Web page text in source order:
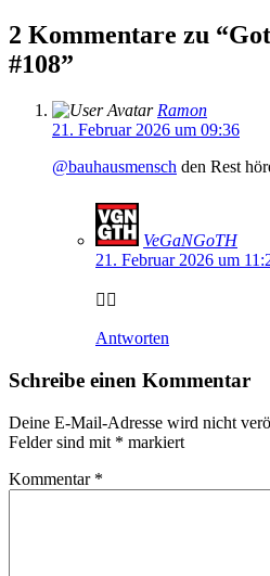
2 Kommentare zu “
#108”
Ramon
21. Februar 2026 um 09:36
@bauhausmensch den Rest
VeGaNGoTH
21. Februar 2026 um
👍🏻
Antworten
Schreibe einen Kommentar
Deine E-Mail-Adresse wird nicht
Felder sind mit * markiert
Kommentar *